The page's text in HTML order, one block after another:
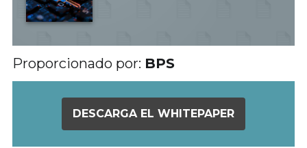
Proporcionado por: BPS
DESCARGA EL WHITEPAPER